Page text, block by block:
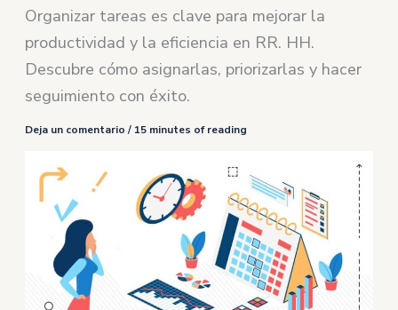
Organizar tareas es clave para mejorar la
productividad y la eficiencia en RR. HH.
Descubre cómo asignarlas, priorizarlas y hacer
seguimiento con éxito.
Deja un comentario / 15 minutes of reading